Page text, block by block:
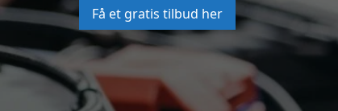
Få et gratis tilbud her